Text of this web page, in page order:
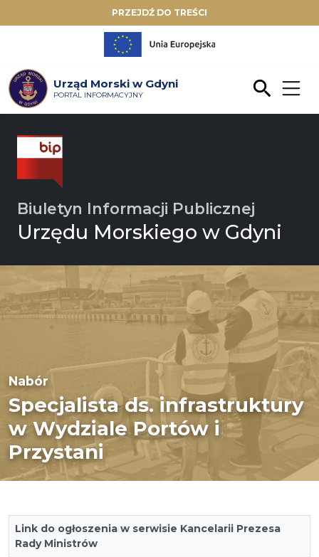
PRZEJDŹ DO TREŚCI
Urząd Morski w Gdyni
PORTAL INFORMACYJNY
Biuletyn Informacji Publicznej
Urzędu Morskiego w Gdyni
Nabór
Specjalista ds. infrastruktury
w Wydziale Portów i
Przystani
Link do ogłoszenia w serwisie Kancelarii Prezesa
Rady Ministrów